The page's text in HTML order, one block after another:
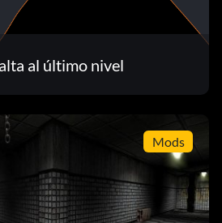
al último nivel
Mods